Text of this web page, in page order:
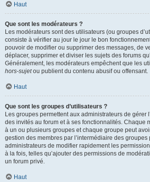
Haut
Que sont les modérateurs ?
Les modérateurs sont des utilisateurs (ou groupes
consiste à vérifier au jour le jour le bon
pouvoir de modifier ou supprimer des messages, de
déplacer, supprimer et diviser les sujets des forums
Généralement, les modérateurs empêchent que les
hors-sujetou publient du contenu abusif ou offensant.
Haut
Que sont les groupes d’utilisateurs ?
Les groupes permettent aux administrateurs de gérer
des invités au forum et à ses fonctionnalités. Chaque
à un ou plusieurs groupes et chaque groupe peut
gestion des membres par l’intermédiaire des groupes
administrateurs de modifier rapidement les
à la fois, telles qu’ajouter des permissions de
un forum privé.
Haut